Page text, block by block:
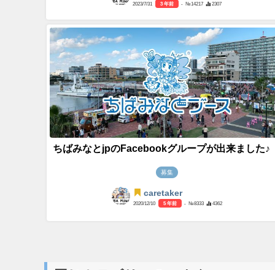
2023/7/31 3 年前 - №14217 2307
ちばみなとjpのFacebookグループが出来ました♪
募集
caretaker
2020/12/10 5 年前 - №8333 4362